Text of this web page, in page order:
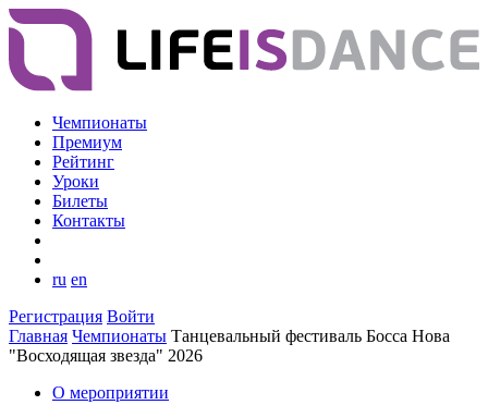
Чемпионаты
Премиум
Рейтинг
Уроки
Билеты
Контакты
ru en
Регистрация Войти
Главная Чемпионаты Танцевальный фестиваль Босса Нова
"Восходящая звезда" 2026
О мероприятии